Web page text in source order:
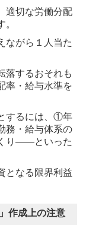
適切な労働分配
ながら１人当た
落するおそれも
率・給与水準を
するには、①年
務・給与体系の
くり――といった
となる限界利益
作成上の注意